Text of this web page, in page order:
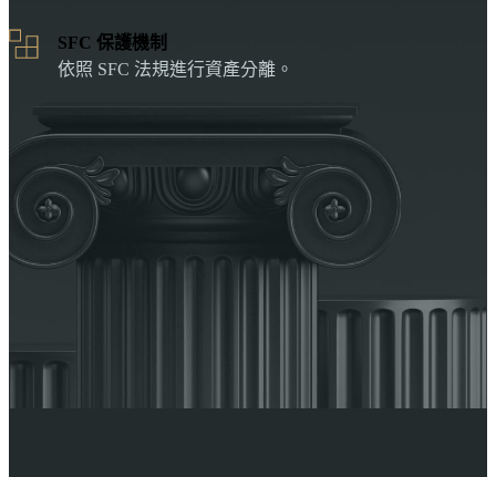
SFC 保護機制
依照 SFC 法規進行資產分離。